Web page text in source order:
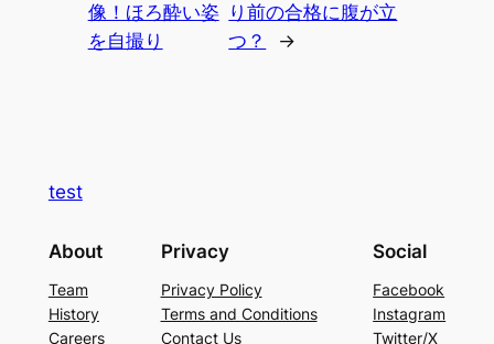
像！ほろ酔い姿
を自撮り
り前の合格に腹が立
つ？
→
test
About
Team
History
Careers
Privacy
Privacy Policy
Terms and Conditions
Contact Us
Social
Facebook
Instagram
Twitter/X